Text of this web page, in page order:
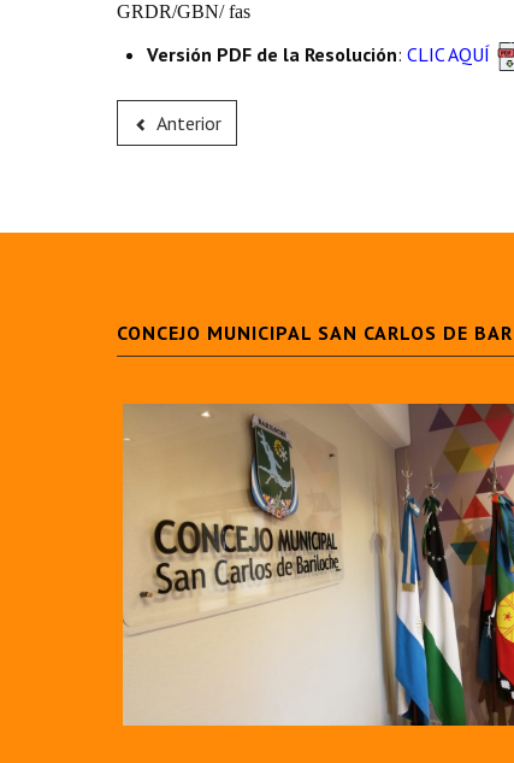
GRDR/GBN/ fas
Versión PDF de la Resolución: CLIC AQUÍ
Anterior
CONCEJO MUNICIPAL SAN CARLOS DE